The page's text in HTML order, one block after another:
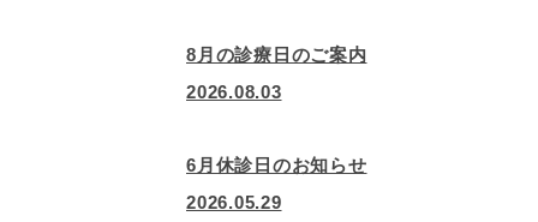
8月の診療日のご案内
2026.08.03
6月休診日のお知らせ
2026.05.29